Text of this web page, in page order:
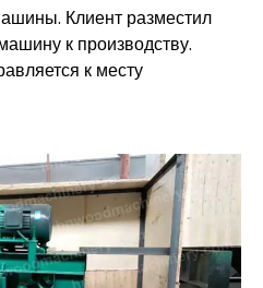
Клиент разместил
к производству.
к месту